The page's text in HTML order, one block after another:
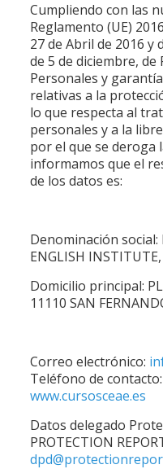
Cumpliendo con las
Reglamento (UE)
27 de Abril de 2016 y
de 5 de diciembre,
Personales y
relativas a la
lo que respecta al
personales y a la
por el que se deroga
informamos que el
de los datos es:
Denominación social:
ENGLISH
Domicilio principal:
11110 SAN
Correo electrónico:
Teléfono de
www.cursosceae.es
Datos delegado
PROTECTION